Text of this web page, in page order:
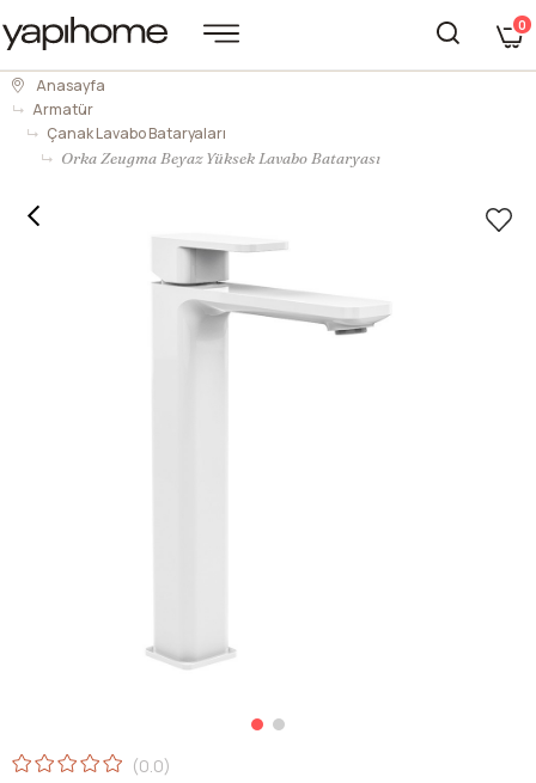
0
Anasayfa
Armatür
Çanak Lavabo Bataryaları
Orka Zeugma Beyaz Yüksek Lavabo Bataryası
0.0